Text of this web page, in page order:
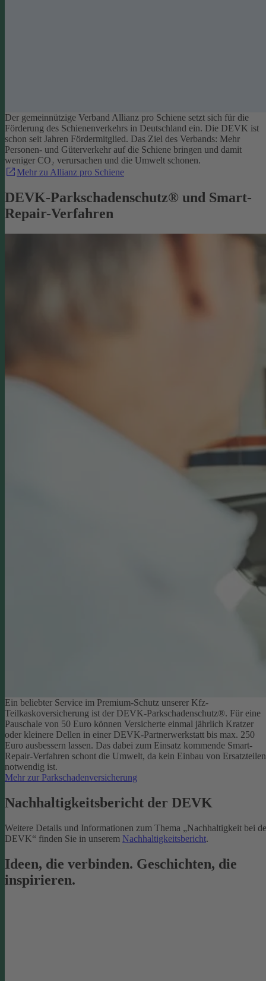
Der gemeinnützige Verband Allianz pro Schiene setzt sich für die
Förderung des Schienenverkehrs in Deutschland ein. Die DEVK ist
schon seit Jahren Fördermitglied. Das Ziel des Verbands: Mehr
Personen- und Güterverkehr auf die Schiene bringen und damit
weniger CO₂ verursachen und die Umwelt schonen.
Mehr zu Allianz pro Schiene
DEVK-Parkschadenschutz® und Smart-
Repair-Verfahren
Ein beliebter Service im Premium-Schutz unserer Kfz-
Teilkaskoversicherung ist der DEVK-Parkschadenschutz®. Für eine
Pauschale von 50 Euro können Versicherte einmal jährlich Kratzer
oder kleinere Dellen in einer DEVK-Partnerwerkstatt bis max. 250
Euro ausbessern lassen. Das dabei zum Einsatz kommende Smart-
Repair-Verfahren schont die Umwelt, da kein Einbau von Ersatzteilen
notwendig ist.
Mehr zur Parkschadenversicherung
Nachhaltigkeitsbericht der DEVK
Weitere Details und Informationen zum Thema „Nachhaltigkeit bei
DEVK“ finden Sie in unserem Nachhaltigkeitsbericht.
Ideen, die verbinden. Geschichten, die
inspirieren.